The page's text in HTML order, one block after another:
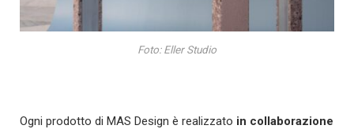
Foto: Eller Studio
Ogni prodotto di MAS Design è realizzato in collaborazione